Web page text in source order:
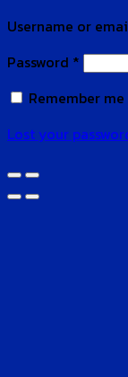
Username or
Password *
Remember me
Lost your